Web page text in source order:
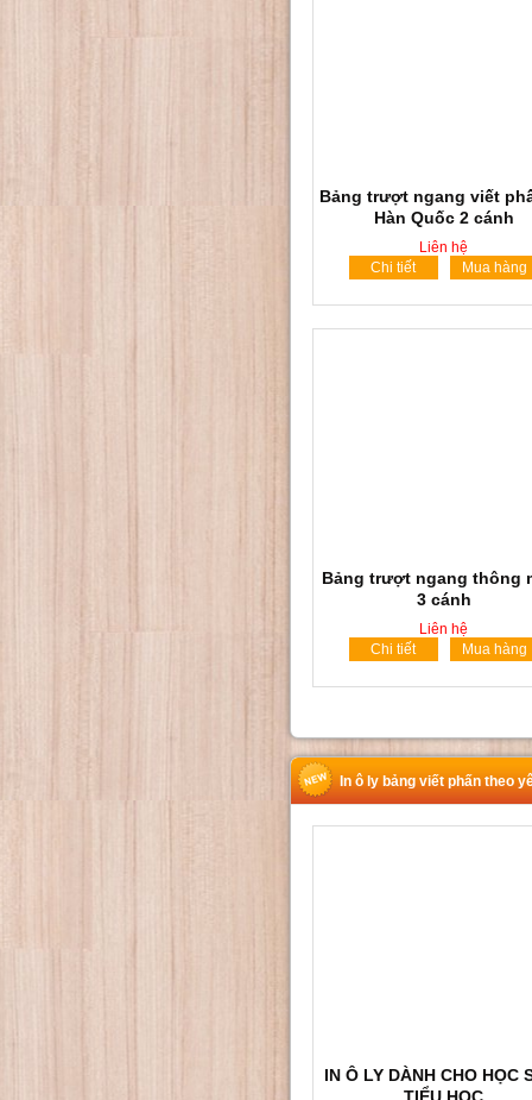
Bảng trượt ngang viết
Hàn Quốc 2 cánh
Liên hệ
Chi tiết
Mua hàng
Bảng trượt ngang thông
3 cánh
Liên hệ
Chi tiết
Mua hàng
In ô ly bảng viết phấn theo
IN Ô LY DÀNH CHO HỌC